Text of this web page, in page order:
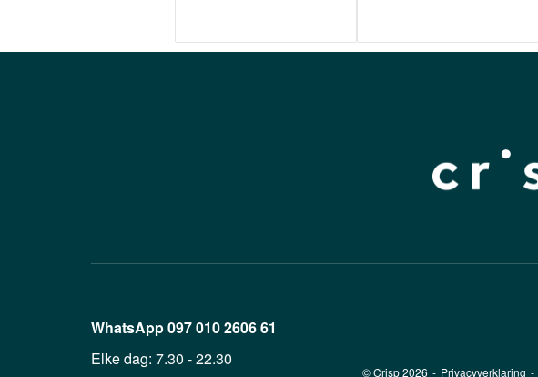
WhatsApp097 010 2606 61
Elke dag: 7.30 - 22.30
© Crisp2026 - Privacyverklaring -